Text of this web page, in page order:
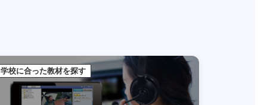
学校に合った教材を探す